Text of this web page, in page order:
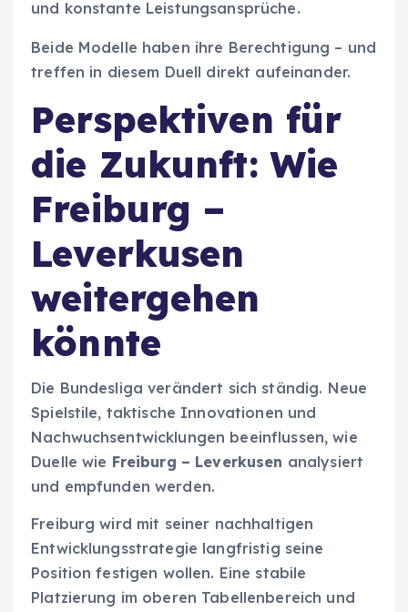
und konstante Leistungsansprüche.
Beide Modelle haben ihre Berechtigung – und
treffen in diesem Duell direkt aufeinander.
Perspektiven für
die Zukunft: Wie
Freiburg –
Leverkusen
weitergehen
könnte
Die Bundesliga verändert sich ständig. Neue
Spielstile, taktische Innovationen und
Nachwuchsentwicklungen beeinflussen, wie
Duelle wie Freiburg – Leverkusen analysiert
und empfunden werden.
Freiburg wird mit seiner nachhaltigen
Entwicklungsstrategie langfristig seine
Position festigen wollen. Eine stabile
Platzierung im oberen Tabellenbereich und